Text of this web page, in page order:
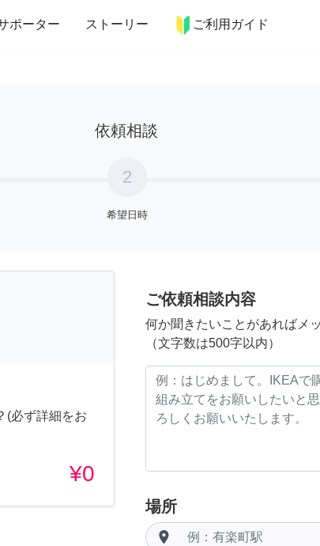
ポーター ストーリー ご利用ガイド
リア 趣味・習い事 ペット 料理
依頼相談
2
希望日時
(必ず詳細をお
¥0
ご依頼相談内容
何か聞きたいことがあればメ
（文字数は500字以内）
場所
room